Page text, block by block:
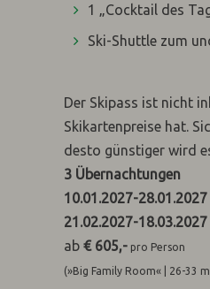
1 „Cocktail des
Ski-Shuttle zum
Der Skipass ist nicht
Skikartenpreise hat.
desto günstiger wird
3 Übernachtungen
10.01.2027-28.01.2027
21.02.2027-18.03.2027
ab € 605,- pro Person
(»Big Family Room« | 26-33